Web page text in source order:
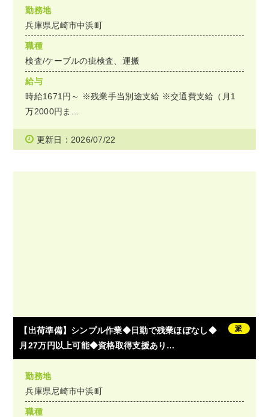
勤務地
兵庫県尼崎市中浜町
職種
検査/ケーブルの疵検査、運搬
給与
時給1671円～ ※残業手当別途支給 ※交通費支給（月1
万2000円ま…
更新日：2026/07/22
【出荷準備】シンプル作業◆日勤で残業ほぼなし◆
月27万円以上可能◆資格取得支援あり…
派
勤務地
兵庫県尼崎市中浜町
職種